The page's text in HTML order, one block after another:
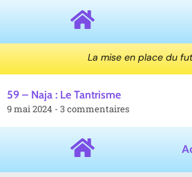
La mise en place du
59 – Naja : Le Tantrisme
9 mai 2024 3 commentaires